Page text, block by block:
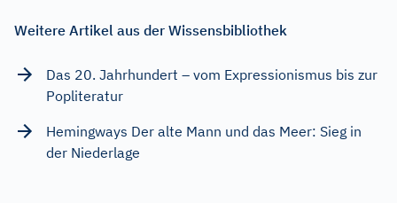
Weitere Artikel aus der Wissensbibliothek
Das 20. Jahrhundert – vom Expressionismus bis zur
Popliteratur
Hemingways Der alte Mann und das Meer: Sieg in
der Niederlage